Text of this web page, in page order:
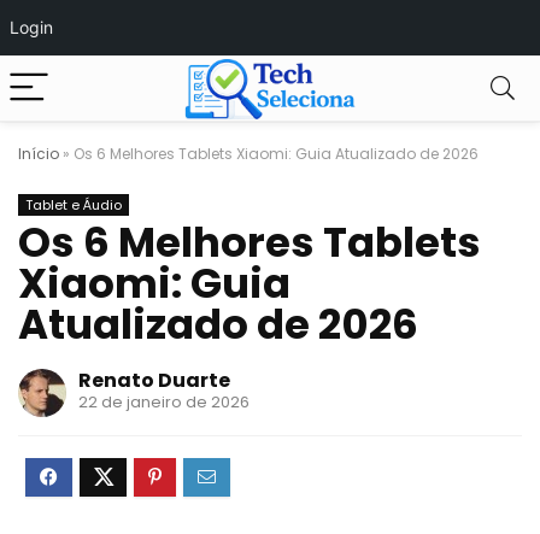
Login
Início » Os 6 Melhores Tablets Xiaomi: Guia Atualizado de 2026
Tablet e Áudio
Os 6 Melhores Tablets
Xiaomi: Guia
Atualizado de 2026
Renato Duarte
22 de janeiro de 2026